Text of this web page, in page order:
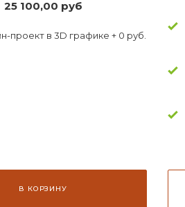
25 100,00 руб
проект в 3D графике + 0 руб.
В КОРЗИНУ